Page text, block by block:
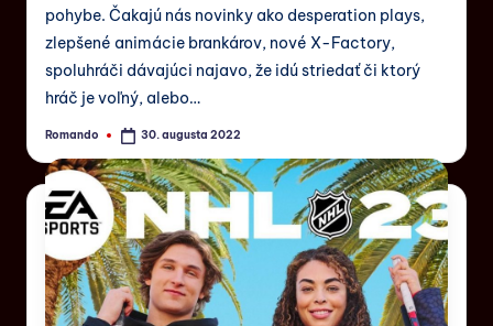
pohybe. Čakajú nás novinky ako desperation plays,
zlepšené animácie brankárov, nové X-Factory,
spoluhráči dávajúci najavo, že idú striedať či ktorý
hráč je voľný, alebo…
Romando 30. augusta 2022